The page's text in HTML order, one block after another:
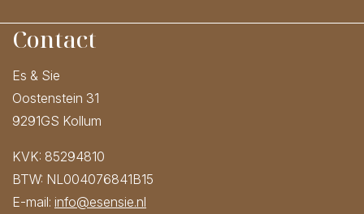
Contact
Es & Sie
Oostenstein 31
9291GS Kollum
KVK: 85294810
BTW: NL004076841B15
E-mail: info@esensie.nl